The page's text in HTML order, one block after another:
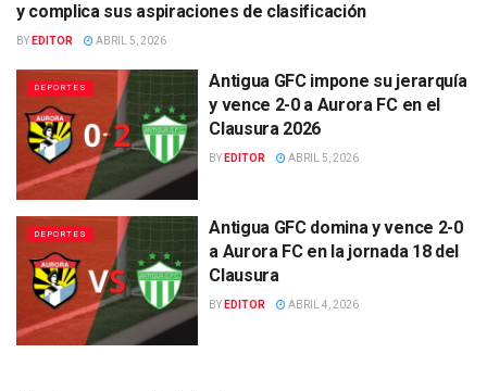
y complica sus aspiraciones de clasificación
BY EDITOR ABRIL 5, 2026
DEPORTES
Antigua GFC impone su jerarquía
y vence 2-0 a Aurora FC en el
Clausura 2026
BY EDITOR ABRIL 5, 2026
DEPORTES
Antigua GFC domina y vence 2-0
a Aurora FC en la jornada 18 del
Clausura
BY EDITOR ABRIL 4, 2026